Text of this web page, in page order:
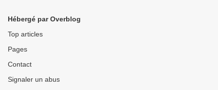
Hébergé par Overblog
Top articles
Pages
Contact
Signaler un abus